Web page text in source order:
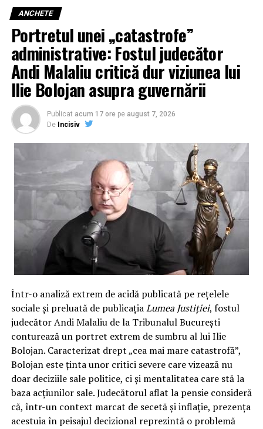
ANCHETE
Portretul unei „catastrofe”
administrative: Fostul judecător
Andi Malaliu critică dur viziunea lui
Ilie Bolojan asupra guvernării
Publicat acum 17 ore pe august 7, 2026
De Incisiv
Într-o analiză extrem de acidă publicată pe rețelele
sociale și preluată de publicațiaLumea Justiției, fostul
judecător Andi Malaliu de la Tribunalul București
conturează un portret extrem de sumbru al lui Ilie
Bolojan. Caracterizat drept „cea mai mare catastrofă”,
Bolojan este ținta unor critici severe care vizează nu
doar deciziile sale politice, ci și mentalitatea care stă la
baza acțiunilor sale. Judecătorul aflat la pensie consideră
că, într-un context marcat de secetă și inflație, prezența
acestuia în peisajul decizional reprezintă o problemă